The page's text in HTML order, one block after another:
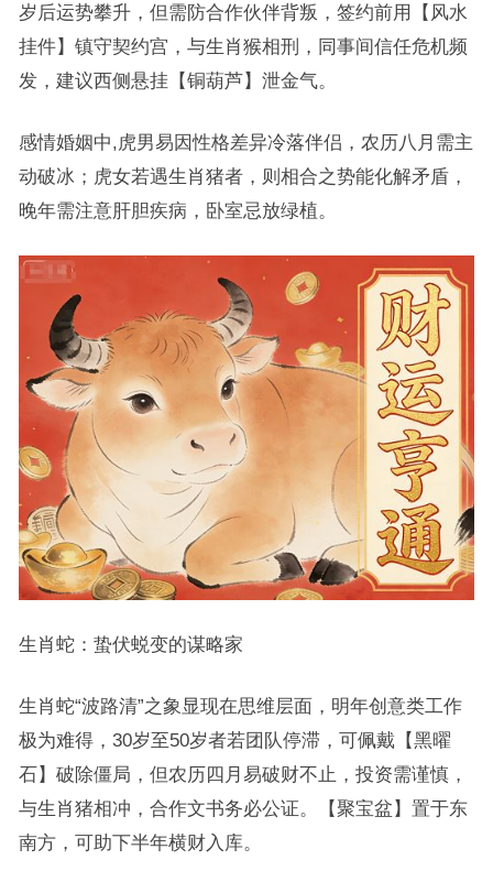
岁后运势攀升，但需防合作伙伴背叛，签约前用【风水
挂件】镇守契约宫，与生肖猴相刑，同事间信任危机频
发，建议西侧悬挂【铜葫芦】泄金气。
感情婚姻中,虎男易因性格差异冷落伴侣，农历八月需主
动破冰；虎女若遇生肖猪者，则相合之势能化解矛盾，
晚年需注意肝胆疾病，卧室忌放绿植。
生肖蛇：蛰伏蜕变的谋略家
生肖蛇“波路清”之象显现在思维层面，明年创意类工作
极为难得，30岁至50岁者若团队停滞，可佩戴【黑曜
石】破除僵局，但农历四月易破财不止，投资需谨慎，
与生肖猪相冲，合作文书务必公证。【聚宝盆】置于东
南方，可助下半年横财入库。